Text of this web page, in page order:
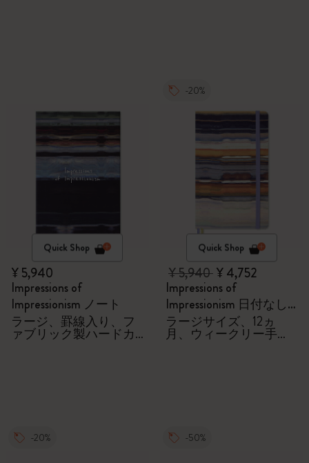
Quick Shop
¥ 5,940
Impressions of
Impressionism ノート
ラージ、罫線入り、フ
ァブリック製ハードカ
-20%
Quick Shop
¥ 5,940¥ 4,752
Impressions of
Impressionism 日付なし
ダイアリー/手帳
ラージサイズ、12ヵ
月、ウィークリー手
-20% -50%